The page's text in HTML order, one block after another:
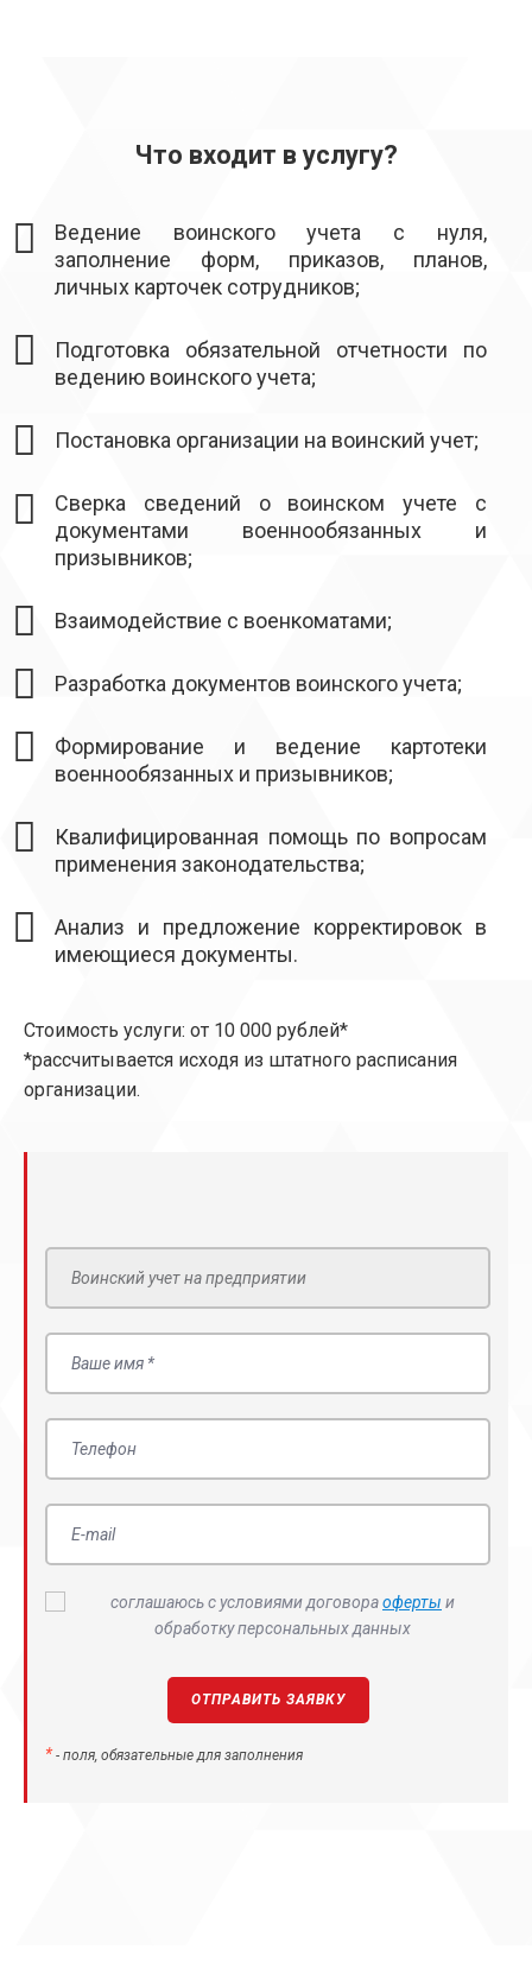
Что входит в услугу?
Ведение воинского учета с нуля,
заполнение форм, приказов, планов,
личных карточек сотрудников;
Подготовка обязательной отчетности по
ведению воинского учета;
Постановка организации на воинский учет;
Сверка сведений о воинском учете с
документами военнообязанных и
призывников;
Взаимодействие с военкоматами;
Разработка документов воинского учета;
Формирование и ведение картотеки
военнообязанных и призывников;
Квалифицированная помощь по вопросам
применения законодательства;
Анализ и предложение корректировок в
имеющиеся документы.
Стоимость услуги: от 10 000 рублей*
*рассчитывается исходя из штатного расписания
организации.
соглашаюсь с условиями договораоферты и
обработку персональных данных
* - поля, обязательные для заполнения